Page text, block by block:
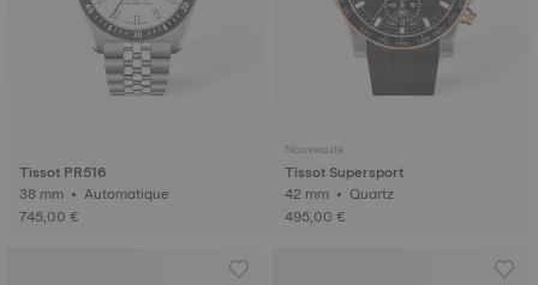
Tissot PR516
38 mm • Automatique
745,00 €
Nouveauté
Tissot Supersport
42 mm • Quartz
495,00 €